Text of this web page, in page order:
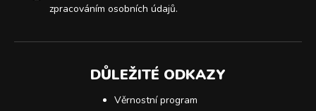
zpracováním osobních údajů.
DŮLEŽITÉ ODKAZY
Věrnostní program